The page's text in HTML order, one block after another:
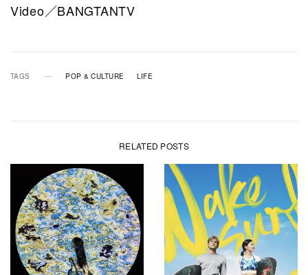
Video／BANGTANTV
TAGS POP & CULTURE LIFE
RELATED POSTS